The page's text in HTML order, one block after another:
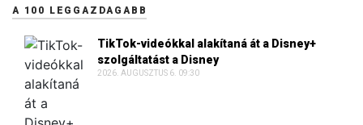
A 100 LEGGAZDAGABB
TikTok-videókkal alakítaná át a Disney+
szolgáltatást a Disney
2026. AUGUSZTUS 6. 09:30